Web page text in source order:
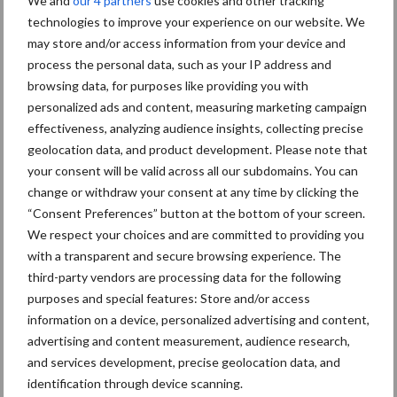
technologies to improve your experience on our website. We
may store and/or access information from your device and
process the personal data, such as your IP address and
browsing data, for purposes like providing you with
personalized ads and content, measuring marketing campaign
effectiveness, analyzing audience insights, collecting precise
geolocation data, and product development. Please note that
your consent will be valid across all our subdomains. You can
change or withdraw your consent at any time by clicking the
“Consent Preferences” button at the bottom of your screen.
We respect your choices and are committed to providing you
with a transparent and secure browsing experience. The
third-party vendors are processing data for the following
purposes and special features: Store and/or access
information on a device, personalized advertising and content,
advertising and content measurement, audience research,
and services development, precise geolocation data, and
identification through device scanning.
Schuitemaker voor Wallonië. Onlangs heeft het bedrijf een
nieuwe Schuitemaker Rapide 7 Performance S in gebruik
genomen. Onze redactie kreeg de kans om de eerste meters van
deze ...Lees meer
ELHO
getrokk
en
haksela
ar trekt
ten
strijde
op de
Drentse velden
Vorige week was de ELHO Cobra 7710T getrokken grashakselaar